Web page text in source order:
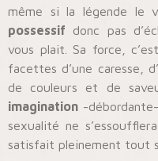
même si la légende le
possessif donc pas
vous plait. Sa force,
facettes d’une caresse,
de couleurs et de
imagination -
sexualité ne
satisfait pleinement tout